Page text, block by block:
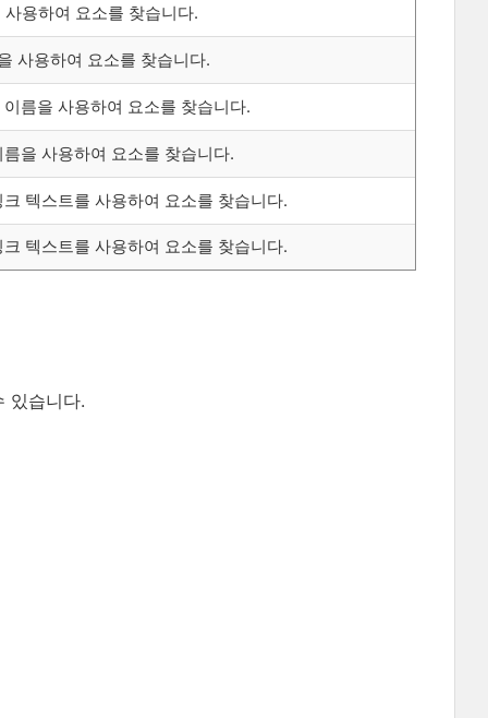
용하여 요소를 찾습니다.
사용하여 요소를 찾습니다.
름을 사용하여 요소를 찾습니다.
을 사용하여 요소를 찾습니다.
텍스트를 사용하여 요소를 찾습니다.
텍스트를 사용하여 요소를 찾습니다.
있습니다.